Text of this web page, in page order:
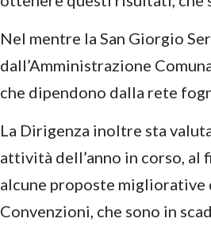
Nel mentre la San Giorgio
dall’Amministrazione
che dipendono dalla rete
La Dirigenza inoltre sta
attività dell’anno in corso, al
alcune proposte
Convenzioni, che sono in